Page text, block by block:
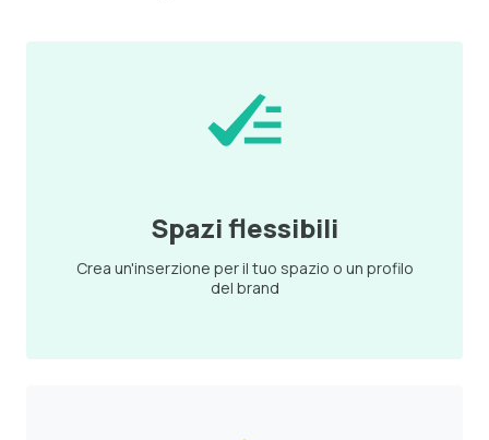
Spazi flessibili
Crea un'inserzione per il tuo spazio o un profilo
del brand